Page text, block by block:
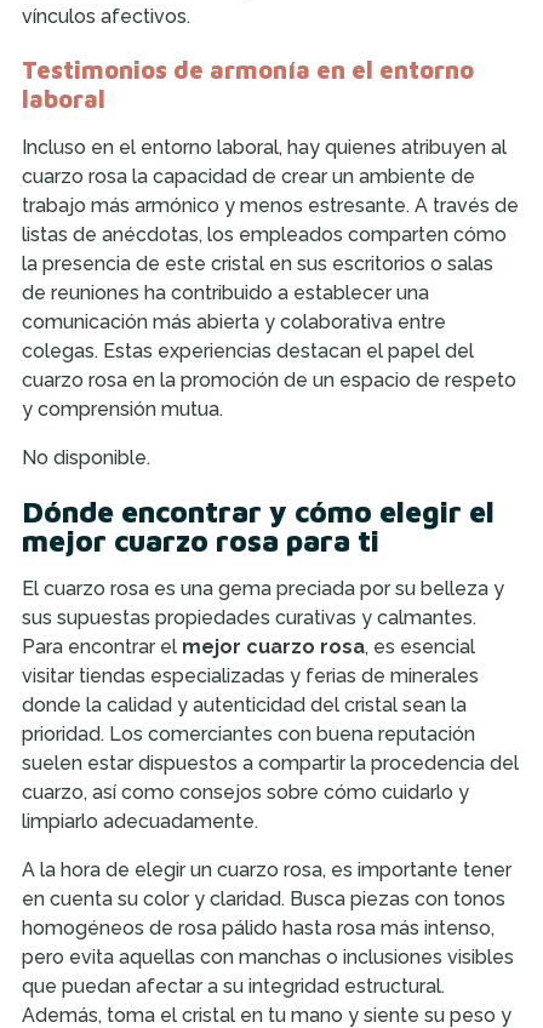
vínculos afectivos.
Testimonios de armonía en el entorno
laboral
Incluso en el entorno laboral, hay quienes atribuyen al
cuarzo rosa la capacidad de crear un ambiente de
trabajo más armónico y menos estresante. A través de
listas de anécdotas, los empleados comparten cómo
la presencia de este cristal en sus escritorios o salas
de reuniones ha contribuido a establecer una
comunicación más abierta y colaborativa entre
colegas. Estas experiencias destacan el papel del
cuarzo rosa en la promoción de un espacio de respeto
y comprensión mutua.
No disponible.
Dónde encontrar y cómo elegir el
mejor cuarzo rosa para ti
El cuarzo rosa es una gema preciada por su belleza y
sus supuestas propiedades curativas y calmantes.
Para encontrar el mejor cuarzo rosa, es esencial
visitar tiendas especializadas y ferias de minerales
donde la calidad y autenticidad del cristal sean la
prioridad. Los comerciantes con buena reputación
suelen estar dispuestos a compartir la procedencia del
cuarzo, así como consejos sobre cómo cuidarlo y
limpiarlo adecuadamente.
A la hora de elegir un cuarzo rosa, es importante tener
en cuenta su color y claridad. Busca piezas con tonos
homogéneos de rosa pálido hasta rosa más intenso,
pero evita aquellas con manchas o inclusiones visibles
que puedan afectar a su integridad estructural.
Además, toma el cristal en tu mano y siente su peso y